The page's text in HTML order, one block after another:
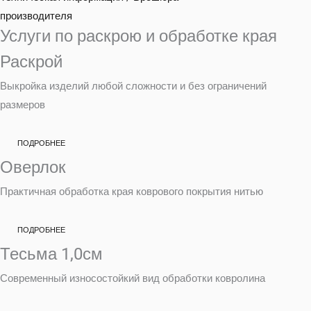
производителя
Услуги по раскрою и обработке края
Раскрой
Выкройка изделий любой сложности и без ограничений
размеров
ПОДРОБНЕЕ
Оверлок
Практичная обработка края коврового покрытия нитью
ПОДРОБНЕЕ
Тесьма 1,0см
Современный износостойкий вид обработки ковролина